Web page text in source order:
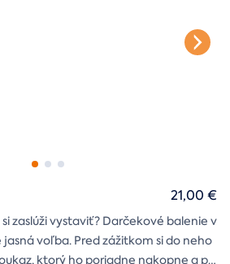
zaslúži vystaviť? Darčekové balenie v
voľba. Pred zážitkom si do neho
ktorý ho poriadne nakopne a po
21,00 €